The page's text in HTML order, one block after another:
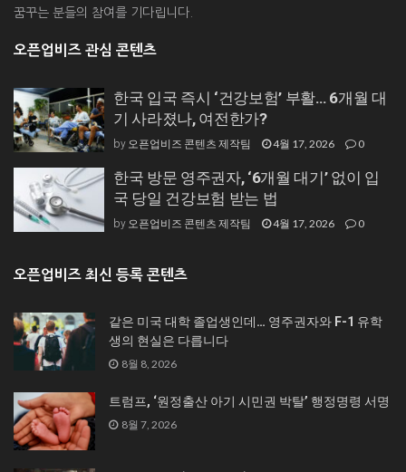
꿈꾸는 분들의 참여를 기다립니다.
오픈업비즈 관심 콘텐츠
한국 입국 즉시 ‘건강보험’ 부활… 6개월 대
기 사라졌나, 여전한가?
by 오픈업비즈 콘텐츠 제작팀 4월 17, 2026 0
한국 방문 영주권자, ‘6개월 대기’ 없이 입
국 당일 건강보험 받는 법
by 오픈업비즈 콘텐츠 제작팀 4월 17, 2026 0
오픈업비즈 최신 등록 콘텐츠
같은 미국 대학 졸업생인데… 영주권자와 F-1 유학
생의 현실은 다릅니다
8월 8, 2026
트럼프, ‘원정출산 아기 시민권 박탈’ 행정명령 서명
8월 7, 2026